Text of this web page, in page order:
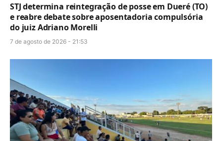
STJ determina reintegração de posse em Dueré (TO)
e reabre debate sobre aposentadoria compulsória
do juiz Adriano Morelli
7 de agosto de 2026 - 21:53